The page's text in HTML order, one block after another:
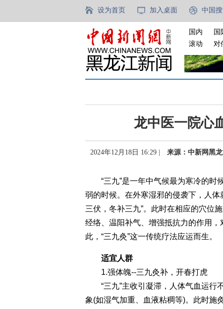
设为首页 加入桌面 中国
国内
国
滚动
对
龙中医一院心
2024年12月18日 16:29 | 来源：中新网黑
“三九”是一年中气候最为寒冷的时
弱的时候。在外寒湿邪的侵袭下，人
三伏，冬补三九”。此时在相应的穴位
经络、温阳补气、增强抵抗力的作用
此，“三九灸”这一传统疗法应运而生。
适宜人群
1.强体魄--三九灸补，开春打虎
“三九”主收引凝滞，人体气血运行
象(如湿气加重、血液粘稠等)。此时施